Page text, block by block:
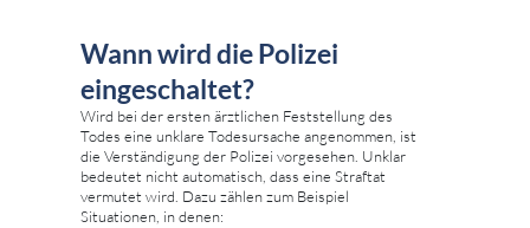
Wann wird die Polizei
eingeschaltet?
Wird bei der ersten ärztlichen Feststellung des
Todes eine unklare Todesursache angenommen, ist
die Verständigung der Polizei vorgesehen. Unklar
bedeutet nicht automatisch, dass eine Straftat
vermutet wird. Dazu zählen zum Beispiel
Situationen, in denen: